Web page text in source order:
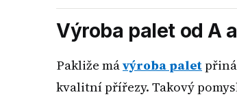
Výroba palet od A
Pakliže mávýroba palet
kvalitní přířezy. Takový